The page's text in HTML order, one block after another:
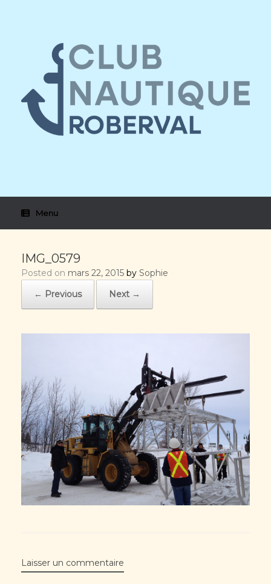
Menu
IMG_0579
Posted on mars 22, 2015 by Sophie
← Previous
Next →
Laisser un commentaire